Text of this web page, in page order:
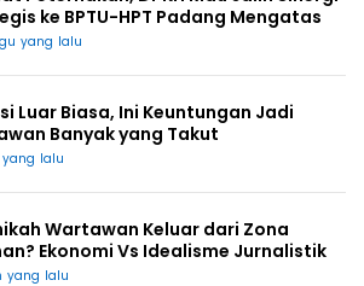
ke BPTU-HPT Padang Mengatas
yang lalu
Luar Biasa, Ini Keuntungan Jadi
Banyak yang Takut
yang lalu
Wartawan Keluar dari Zona
Ekonomi Vs Idealisme Jurnalistik
yang lalu